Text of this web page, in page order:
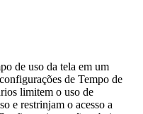
de uso da tela em um
de Tempo de
limitem o uso de
e restrinjam o acesso a